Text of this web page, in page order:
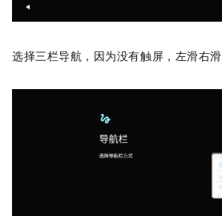
选择三栏导航，因为没有触屏，左滑右滑